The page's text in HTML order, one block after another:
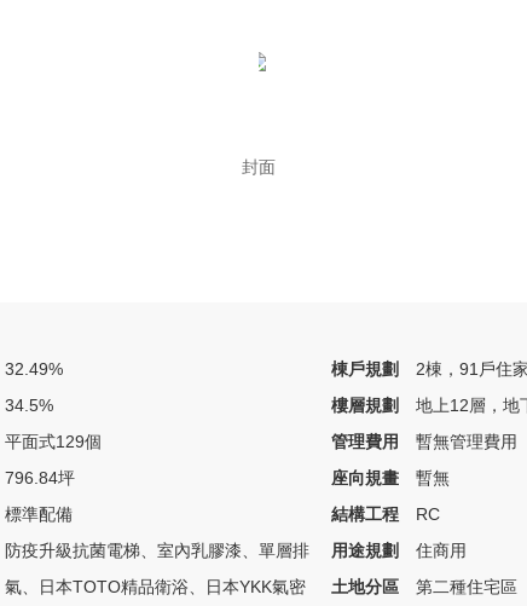
封面
32.49%
34.5%
平面式129個
796.84坪
標準配備
防疫升級抗菌電梯、室內乳膠漆、單層排
氣、日本TOTO精品衛浴、日本YKK氣密
棟戶規劃
2棟，91戶住
樓層規劃
地上12層，地
管理費用
暫無管理費用
座向規畫
暫無
結構工程
RC
用途規劃
住商用
土地分區
第二種住宅區